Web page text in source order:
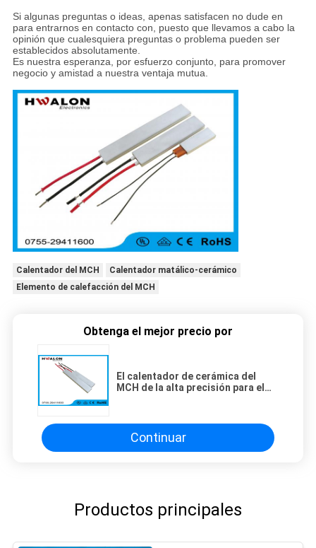
Si algunas preguntas o ideas, apenas satisfacen no dude en
para entrarnos en contacto con, puesto que llevamos a cabo la
opinión que cualesquiera preguntas o problema pueden ser
establecidos absolutamente.
Es nuestra esperanza, por esfuerzo conjunto, para promover
negocio y amistad a nuestra ventaja mutua.
Calentador del MCH
Calentador matálico-cerámico
Elemento de calefacción del MCH
Obtenga el mejor precio por
El calentador de cerámica del
MCH de la alta precisión para el
Continuar
Productos principales